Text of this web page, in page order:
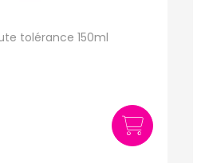
tolérance 150ml